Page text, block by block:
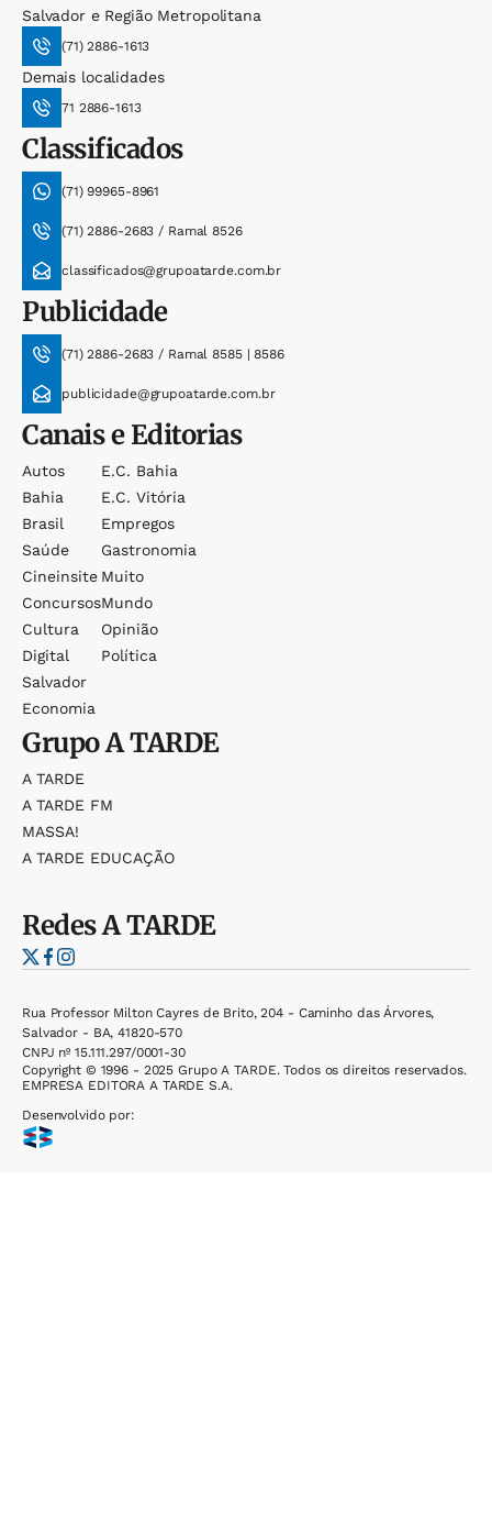
Salvador e Região Metropolitana
(71) 2886-1613
Demais localidades
71 2886-1613
Classificados
(71) 99965-8961
(71) 2886-2683 / Ramal 8526
classificados@grupoatarde.com.br
Publicidade
(71) 2886-2683 / Ramal 8585 | 8586
publicidade@grupoatarde.com.br
Canais e Editorias
Autos
Bahia
Brasil
Saúde
Cineinsite
Concursos
Cultura
Digital
Salvador
Economia
E.c. Bahia
E.c. Vitória
Empregos
Gastronomia
Muito
Mundo
Opinião
Política
GrupoA TARDE
A TARDE
A TARDE FM
MASSA!
A TARDE EDUCAÇÃO
RedesA TARDE
Rua Professor Milton Cayres de Brito, 204 - Caminho das Árvores,
Salvador - BA, 41820-570
CNPJ nº 15.111.297/0001-30
Copyright © 1996 - 2025 Grupo A TARDE. Todos os direitos reservados.
EMPRESA EDITORA A TARDE S.A.
Desenvolvido por: